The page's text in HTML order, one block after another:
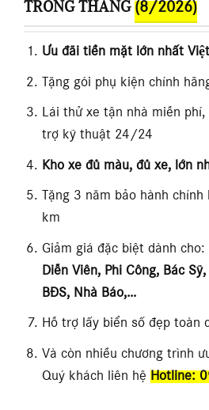
TRONG THÁNG (8/2026)
Ưu đãi tiền mặt lớn nhất
Tặng gói phụ kiện chính
Lái thử xe tận nhà miễn
trợ kỹ thuật 24/24
Kho xe đủ màu, đủ xe, lớn
Tặng 3 năm bảo hành
km
Giảm giá đặc biệt dành cho:
Diễn Viên, Phi Công, Bác
BĐS, Nhà Báo,…
Hỗ trợ lấy biển số đẹp toàn
Và còn nhiều chương trình
Quý khách liên hệ Hotline: